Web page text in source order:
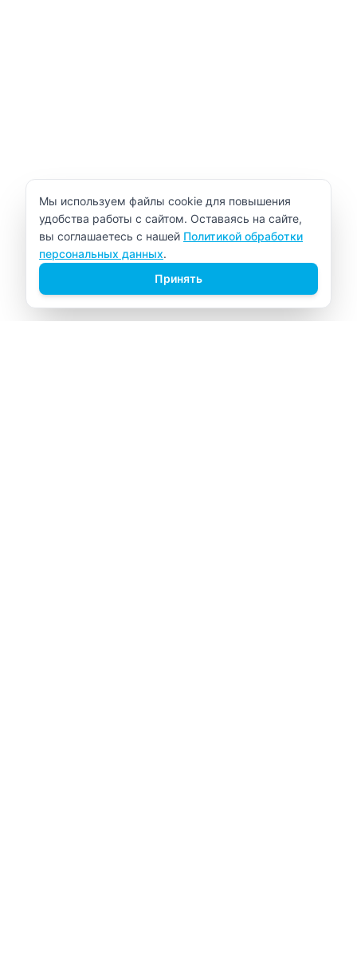
Уведомление об использовании cookie
Мы используем файлы cookie для повышения
удобства работы с сайтом. Оставаясь на сайте,
вы соглашаетесь с нашей Политикой обработки
персональных данных.
Принять